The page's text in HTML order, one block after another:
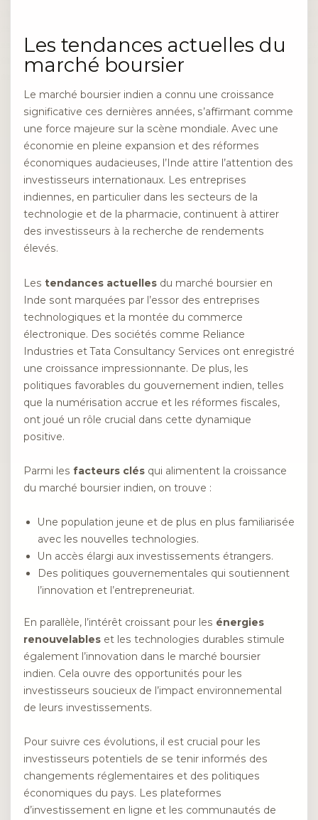
Les tendances actuelles du
marché boursier
Le marché boursier indien a connu une croissance
significative ces dernières années, s’affirmant comme
une force majeure sur la scène mondiale. Avec une
économie en pleine expansion et des réformes
économiques audacieuses, l’Inde attire l’attention des
investisseurs internationaux. Les entreprises
indiennes, en particulier dans les secteurs de la
technologie et de la pharmacie, continuent à attirer
des investisseurs à la recherche de rendements
élevés.
Les tendances actuelles du marché boursier en
Inde sont marquées par l’essor des entreprises
technologiques et la montée du commerce
électronique. Des sociétés comme Reliance
Industries et Tata Consultancy Services ont enregistré
une croissance impressionnante. De plus, les
politiques favorables du gouvernement indien, telles
que la numérisation accrue et les réformes fiscales,
ont joué un rôle crucial dans cette dynamique
positive.
Parmi les facteurs clés qui alimentent la croissance
du marché boursier indien, on trouve :
Une population jeune et de plus en plus familiarisée
avec les nouvelles technologies.
Un accès élargi aux investissements étrangers.
Des politiques gouvernementales qui soutiennent
l’innovation et l’entrepreneuriat.
En parallèle, l’intérêt croissant pour les énergies
renouvelables et les technologies durables stimule
également l’innovation dans le marché boursier
indien. Cela ouvre des opportunités pour les
investisseurs soucieux de l’impact environnemental
de leurs investissements.
Pour suivre ces évolutions, il est crucial pour les
investisseurs potentiels de se tenir informés des
changements réglementaires et des politiques
économiques du pays. Les plateformes
d’investissement en ligne et les communautés de